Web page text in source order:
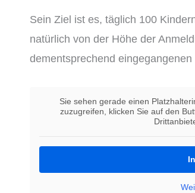
Sein Ziel ist es, täglich 100
natürlich von der Höhe der
dementsprechend
Sie sehen gerade einen
zuzugreifen, klicken Sie auf den